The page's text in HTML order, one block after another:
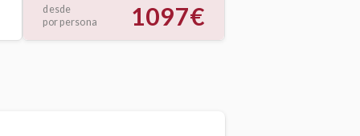
desde
por persona
1097€